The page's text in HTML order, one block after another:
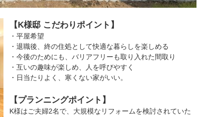
【K様邸 こだわりポイント】
・平屋希望
・退職後、終の住処として快適な暮らしを楽しめる
・今後のためにも、バリアフリーも取り入れた間取り
・互いの趣味が楽しめ、人を呼びやすく
・日当たりよく、寒くない家がいい。
【プランニングポイント】
K様はご夫婦2名で、大規模なリフォームを検討されていた